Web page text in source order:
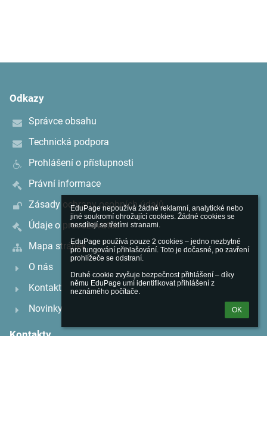
EduPage nepoužívá žádné reklamní, analytické nebo
jiné soukromí ohrožující cookies. Žádné cookies se
nesdílejí se třetími stranami.
EduPage používá pouze 2 cookies – jedno nezbytné
pro fungování přihlašování. Toto je dočasné, po zavření
prohlížeče se odstraní.
Druhé cookie zvyšuje bezpečnost přihlášení – díky
němu EduPage umí identifikovat přihlášení z
neznámého počítače.
OK
Odkazy
Správce obsahu
Technická podpora
Prohlášení o přístupnosti
Právní informace
Zásady ochrany osobních údajů
Údaje o provozovateli
Mapa stránek
O nás
Kontakt
Novinky
Kontakty